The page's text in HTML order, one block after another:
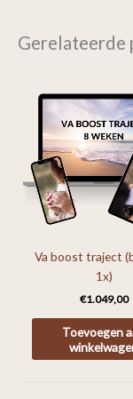
Gerelateerde
Va boost traject
1x)
€1.049,00
Toevoegen